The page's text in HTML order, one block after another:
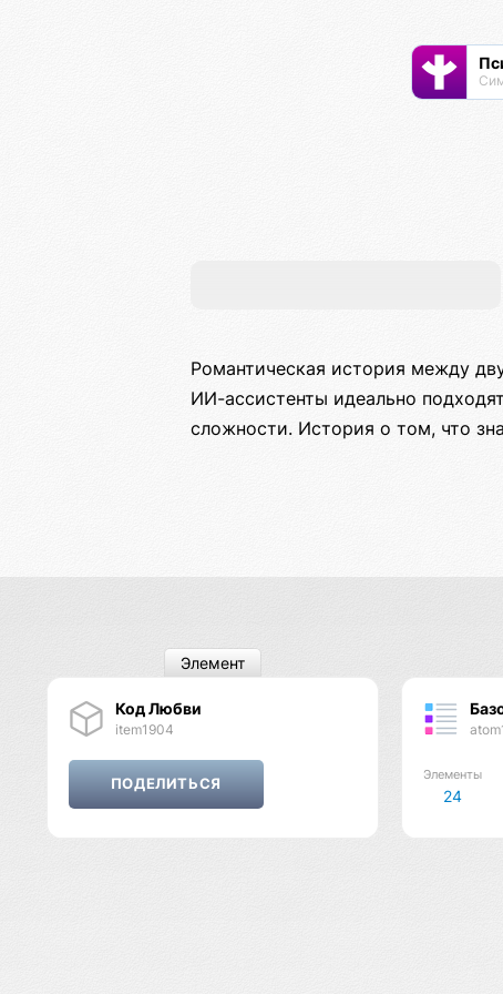
Романтическая история между
ИИ-ассистенты идеально
сложности. История о том, что
Код Любви
item1904
Элемент
Элементы
24